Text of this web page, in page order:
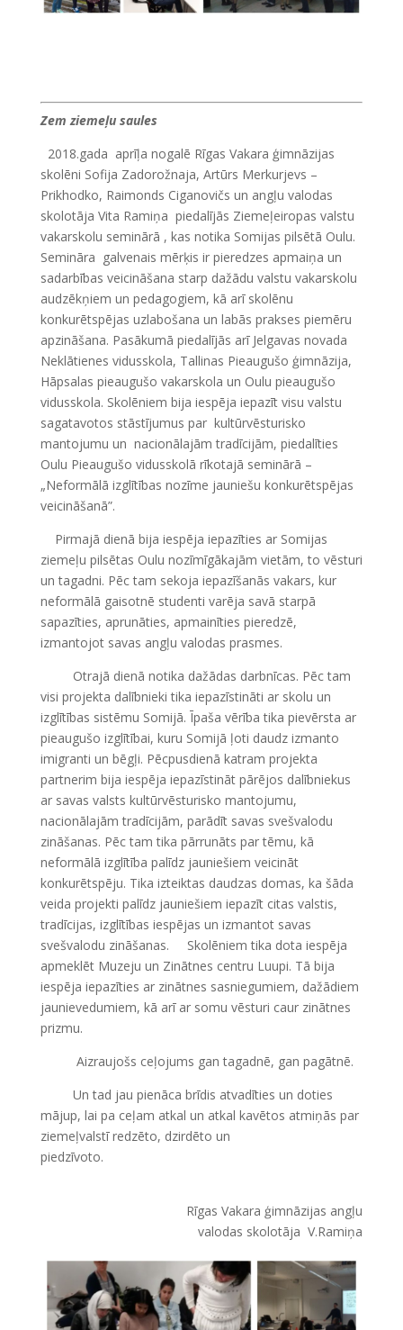
Zem ziemeļu saules
2018.gada aprīļa nogalē Rīgas Vakara ģimnāzijas
skolēni Sofija Zadorožnaja, Artūrs Merkurjevs –
Prikhodko, Raimonds Ciganovičs un angļu valodas
skolotāja Vita Ramiņa piedalījās Ziemeļeiropas valstu
vakarskolu seminārā , kas notika Somijas pilsētā Oulu.
Semināra galvenais mērķis ir pieredzes apmaiņa un
sadarbības veicināšana starp dažādu valstu vakarskolu
audzēkņiem un pedagogiem, kā arī skolēnu
konkurētspējas uzlabošana un labās prakses piemēru
apzināšana. Pasākumā piedalījās arī Jelgavas novada
Neklātienes vidusskola, Tallinas Pieaugušo ģimnāzija,
Hāpsalas pieaugušo vakarskola un Oulu pieaugušo
vidusskola. Skolēniem bija iespēja iepazīt visu valstu
sagatavotos stāstījumus par kultūrvēsturisko
mantojumu un nacionālajām tradīcijām, piedalīties
Oulu Pieaugušo vidusskolā rīkotajā seminārā –
„Neformālā izglītības nozīme jauniešu konkurētspējas
veicināšanā”.
Pirmajā dienā bija iespēja iepazīties ar Somijas
ziemeļu pilsētas Oulu nozīmīgākajām vietām, to vēsturi
un tagadni. Pēc tam sekoja iepazīšanās vakars, kur
neformālā gaisotnē studenti varēja savā starpā
sapazīties, aprunāties, apmainīties pieredzē,
izmantojot savas angļu valodas prasmes.
Otrajā dienā notika dažādas darbnīcas. Pēc tam
visi projekta dalībnieki tika iepazīstināti ar skolu un
izglītības sistēmu Somijā. Īpaša vērība tika pievērsta ar
pieaugušo izglītībai, kuru Somijā ļoti daudz izmanto
imigranti un bēgļi. Pēcpusdienā katram projekta
partnerim bija iespēja iepazīstināt pārējos dalībniekus
ar savas valsts kultūrvēsturisko mantojumu,
nacionālajām tradīcijām, parādīt savas svešvalodu
zināšanas. Pēc tam tika pārrunāts par tēmu, kā
neformālā izglītība palīdz jauniešiem veicināt
konkurētspēju. Tika izteiktas daudzas domas, ka šāda
veida projekti palīdz jauniešiem iepazīt citas valstis,
tradīcijas, izglītības iespējas un izmantot savas
svešvalodu zināšanas. Skolēniem tika dota iespēja
apmeklēt Muzeju un Zinātnes centru Luupi. Tā bija
iespēja iepazīties ar zinātnes sasniegumiem, dažādiem
jaunievedumiem, kā arī ar somu vēsturi caur zinātnes
prizmu.
Aizraujošs ceļojums gan tagadnē, gan pagātnē.
Un tad jau pienāca brīdis atvadīties un doties
mājup, lai pa ceļam atkal un atkal kavētos atmiņās par
ziemeļvalstī redzēto, dzirdēto un
piedzīvoto.
Rīgas Vakara ģimnāzijas angļu
valodas skolotāja ­­­V.Ramiņa